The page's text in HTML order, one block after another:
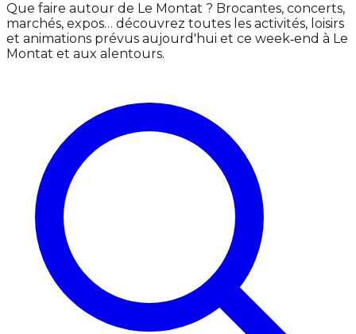
Que faire autour de Le Montat ? Brocantes, concerts,
marchés, expos… découvrez toutes les activités, loisirs
et animations prévus aujourd'hui et ce week‑end à Le
Montat et aux alentours.